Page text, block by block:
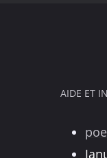
AIDE ET